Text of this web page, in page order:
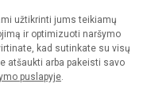
užtikrinti jums teikiamų
ir optimizuoti naršymo
kad sutinkate su visų
atšaukti arba pakeisti savo
puslapyje.
teisės saugomos.
griežtai draudžiama.
politika